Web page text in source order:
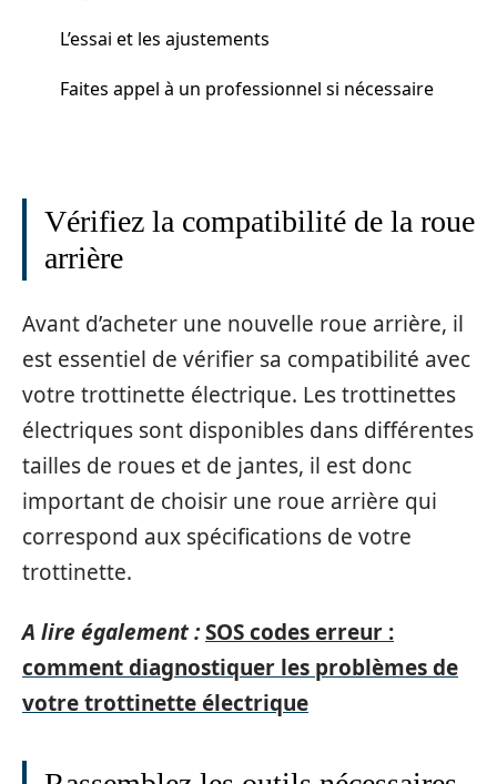
L’essai et les ajustements
Faites appel à un professionnel si nécessaire
Vérifiez la compatibilité de la roue
arrière
Avant d’acheter une nouvelle roue arrière, il
est essentiel de vérifier sa compatibilité avec
votre trottinette électrique. Les trottinettes
électriques sont disponibles dans différentes
tailles de roues et de jantes, il est donc
important de choisir une roue arrière qui
correspond aux spécifications de votre
trottinette.
A lire également :SOS codes erreur :
comment diagnostiquer les problèmes de
votre trottinette électrique